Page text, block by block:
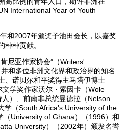
International Year of Youth
和2007年颁奖予池田会长，以嘉奖
种种贡献。
尼亚作家协会”（Writers'
和多位非洲文化界和政治界的知名
、诺贝尔和平奖得主马塔伊博士
文学奖作家沃尔・索因卡（Wole
）、前南非总统曼德拉（Nelson
学（South Africa's University of the
（University of Ghana）（1996）和
University）（2002年）颁发名誉